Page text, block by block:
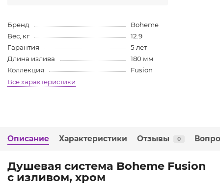
Бренд
Boheme
Вес, кг
12.9
Гарантия
5 лет
Длина излива
180 мм
Коллекция
Fusion
Все характеристики
Описание Характеристики Отзывы 0
Душевая система Boheme Fusion
с изливом, хром